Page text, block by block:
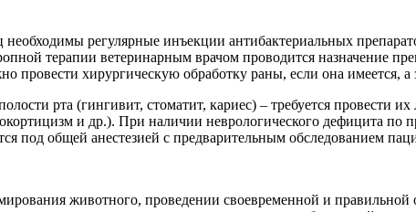
регулярные инъекции антибактериальных
терапии ветеринарным врачом проводится назначение
хирургическую обработку раны, если она имеется, а
рта (гингивит, стоматит, кариес) – требуется провести
и др.). При наличии неврологического дефицита по
под общей анестезией с предварительным обследованием
животного, проведении своевременной и правильной